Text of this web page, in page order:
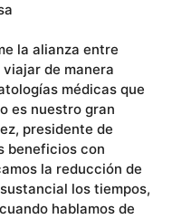
la alianza entre
de manera
médicas que
es nuestro gran
presidente de
beneficios con
la reducción de
los tiempos,
hablamos de